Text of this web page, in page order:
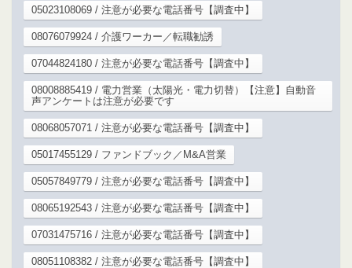
05023108069 / 注意が必要な電話番号【調査中】
08076079924 / 介護ワーカー／転職勧誘
07044824180 / 注意が必要な電話番号【調査中】
08008885419 / 電力営業（太陽光・電力切替）【注意】自動音
声アンケートは注意が必要です
08068057071 / 注意が必要な電話番号【調査中】
05017455129 / ファンドブック／M&A営業
05057849779 / 注意が必要な電話番号【調査中】
08065192543 / 注意が必要な電話番号【調査中】
07031475716 / 注意が必要な電話番号【調査中】
08051108382 / 注意が必要な電話番号【調査中】